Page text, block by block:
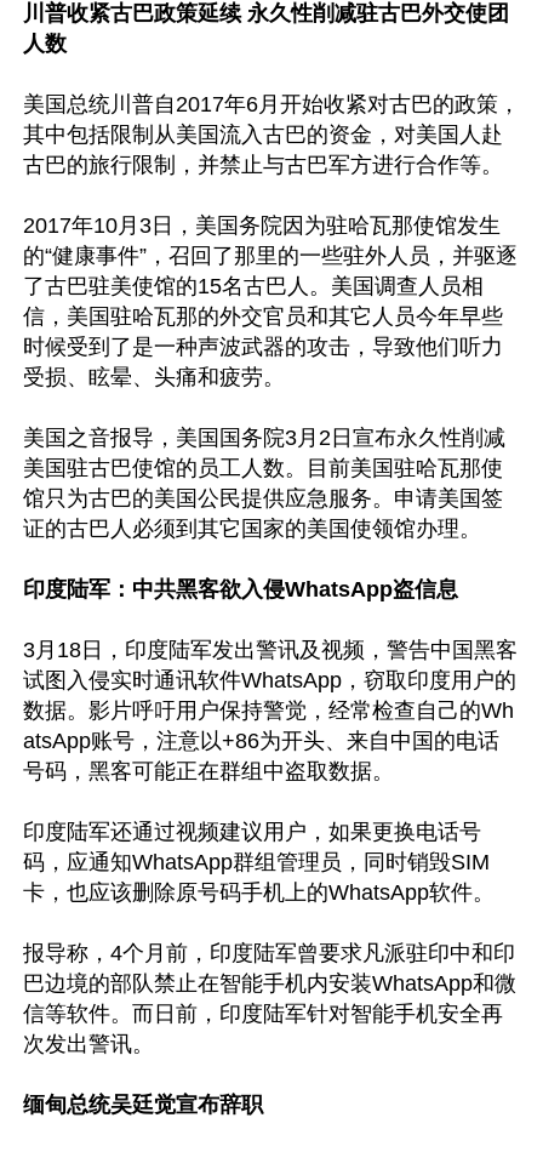
川普收紧古巴政策延续 永久性削减驻古巴外交使团
人数
美国总统川普自2017年6月开始收紧对古巴的政策，
其中包括限制从美国流入古巴的资金，对美国人赴
古巴的旅行限制，并禁止与古巴军方进行合作等。
2017年10月3日，美国务院因为驻哈瓦那使馆发生
的“健康事件”，召回了那里的一些驻外人员，并驱逐
了古巴驻美使馆的15名古巴人。美国调查人员相
信，美国驻哈瓦那的外交官员和其它人员今年早些
时候受到了是一种声波武器的攻击，导致他们听力
受损、眩晕、头痛和疲劳。
美国之音报导，美国国务院3月2日宣布永久性削减
美国驻古巴使馆的员工人数。目前美国驻哈瓦那使
馆只为古巴的美国公民提供应急服务。申请美国签
证的古巴人必须到其它国家的美国使领馆办理。
印度陆军：中共黑客欲入侵WhatsApp盗信息
3月18日，印度陆军发出警讯及视频，警告中国黑客
试图入侵实时通讯软件WhatsApp，窃取印度用户的
数据。影片呼吁用户保持警觉，经常检查自己的Wh
atsApp账号，注意以+86为开头、来自中国的电话
号码，黑客可能正在群组中盗取数据。
印度陆军还通过视频建议用户，如果更换电话号
码，应通知WhatsApp群组管理员，同时销毁SIM
卡，也应该删除原号码手机上的WhatsApp软件。
报导称，4个月前，印度陆军曾要求凡派驻印中和印
巴边境的部队禁止在智能手机内安装WhatsApp和微
信等软件。而日前，印度陆军针对智能手机安全再
次发出警讯。
缅甸总统吴廷觉宣布辞职